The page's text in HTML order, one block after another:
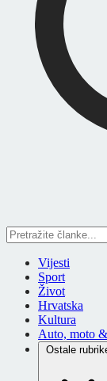
Vijesti
Sport
Život
Hrvatska
Kultura
Auto, moto
Ostale